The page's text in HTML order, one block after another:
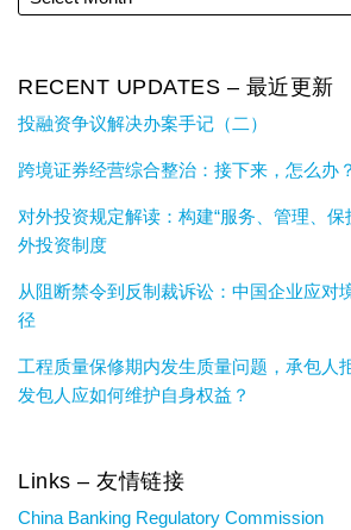
RECENT UPDATES – 最近更新
投融资争议解决办案手记（二）
跨境证券经营综合整治：接下来，怎么办？
对外投资规定解读：构建“服务、管理、
外投资制度
从阻断禁令到反制裁诉讼：中国企业应对
径
工程质量保修期内发生质量问题，承包人
发包人应如何维护自身权益？
Links – 友情链接
China Banking Regulatory Commission